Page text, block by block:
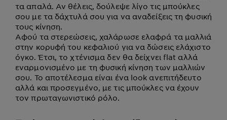
τα απαλά. Αν θέλεις, δούλεψε λίγο τις μπούκλες
σου με τα δάχτυλά σου για να αναδείξεις τη φυσική
τους κίνηση.
Αφού τα στερεώσεις, χαλάρωσε ελαφρά τα μαλλιά
στην κορυφή του κεφαλιού για να δώσεις ελάχιστο
όγκο. Έτσι, το χτένισμα δεν θα δείχνει flat αλλά
εναρμονισμένο με τη φυσική κίνηση των μαλλιών
σου. Το αποτέλεσμα είναι ένα look ανεπιτήδευτο
αλλά και προσεγμένο, με τις μπούκλες να έχουν
τον πρωταγωνιστικό ρόλο.